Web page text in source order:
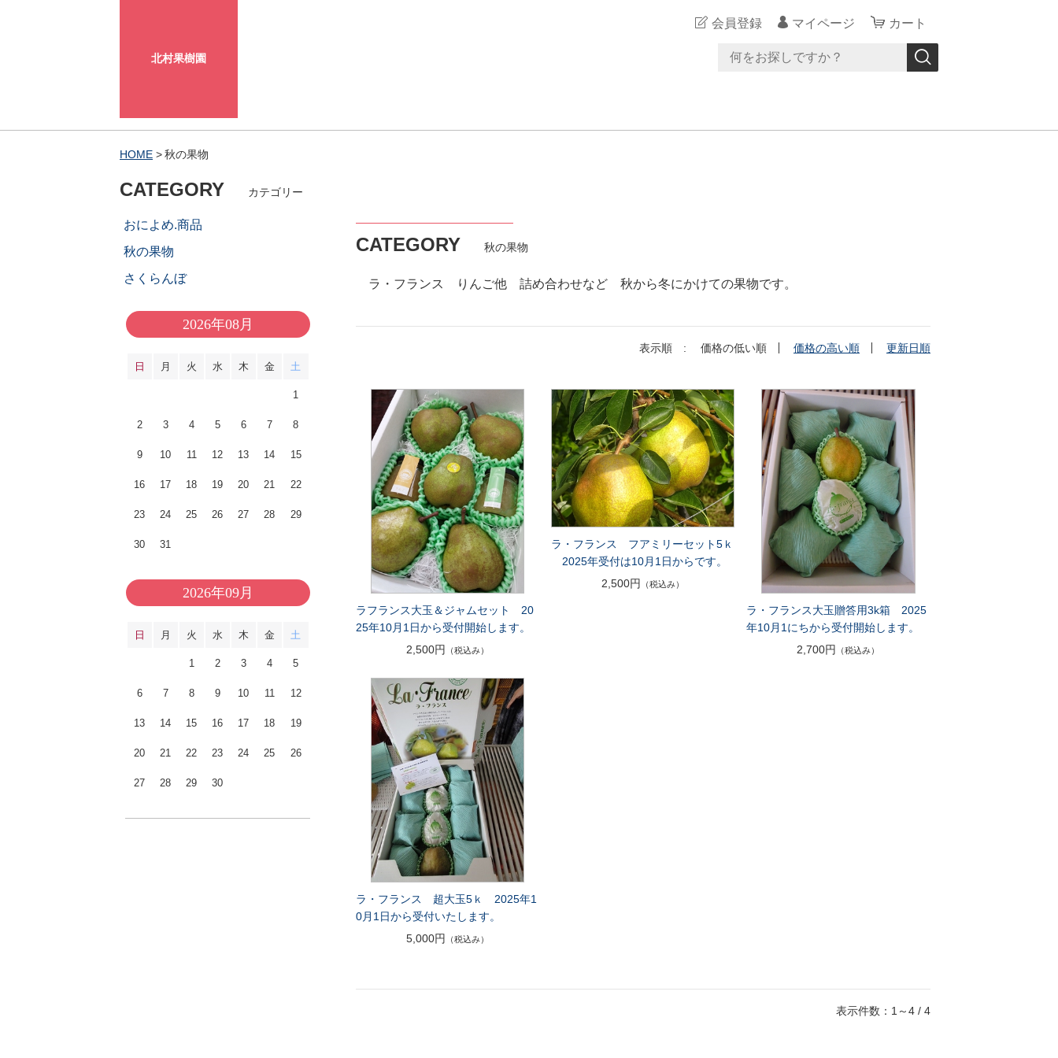
北村果樹園
会員登録 マイページ カート
HOME 秋の果物
CATEGORY 秋の果物
ラ・フランス りんご他 詰め合わせなど 秋から冬にかけての果物です。
表示順 : 価格の低い順 価格の高い順 更新日順
ラフランス大玉＆ジャムセット 20
25年10月1日から受付開始します。
2,500円
（税込み）
ラ・フランス フアミリーセット5ｋ
2025年受付は10月1日からです。
2,500円
（税込み）
ラ・フランス大玉贈答用3k箱 2025
年10月1にちから受付開始します。
2,700円
（税込み）
ラ・フランス 超大玉5ｋ 2025年1
0月1日から受付いたします。
5,000円
（税込み）
表示件数：1～4 / 4
CATEGORY カテゴリー
おによめ.商品
秋の果物
さくらんぼ
2026年08月
日 月 火 水 木 金 土
1
2 3 4 5 6 7 8
9 10 11 12 13 14 15
16 17 18 19 20 21 22
23 24 25 26 27 28 29
30 31
2026年09月
日 月 火 水 木 金 土
1 2 3 4 5
6 7 8 9 10 11 12
13 14 15 16 17 18 19
20 21 22 23 24 25 26
27 28 29 30